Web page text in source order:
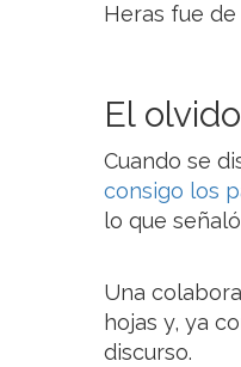
Heras fue de
El
Cuando se
consigo los
lo que
Una
hojas y, ya
discurso.